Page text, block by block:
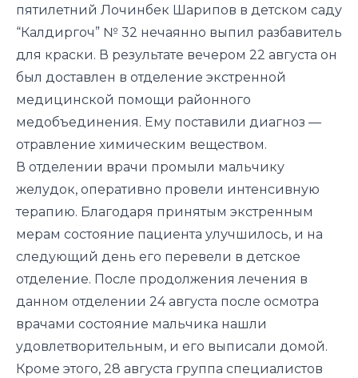
пятилетний Лочинбек Шарипов в детском саду
“Калдиргоч” № 32 нечаянно выпил разбавитель
для краски. В результате вечером 22 августа он
был доставлен в отделение экстренной
медицинской помощи районного
медобъединения. Ему поставили диагноз —
отравление химическим веществом.
В отделении врачи промыли мальчику
желудок, оперативно провели интенсивную
терапию. Благодаря принятым экстренным
мерам состояние пациента улучшилось, и на
следующий день его перевели в детское
отделение. После продолжения лечения в
данном отделении 24 августа после осмотра
врачами состояние мальчика нашли
удовлетворительным, и его выписали домой.
Кроме этого, 28 августа группа специалистов